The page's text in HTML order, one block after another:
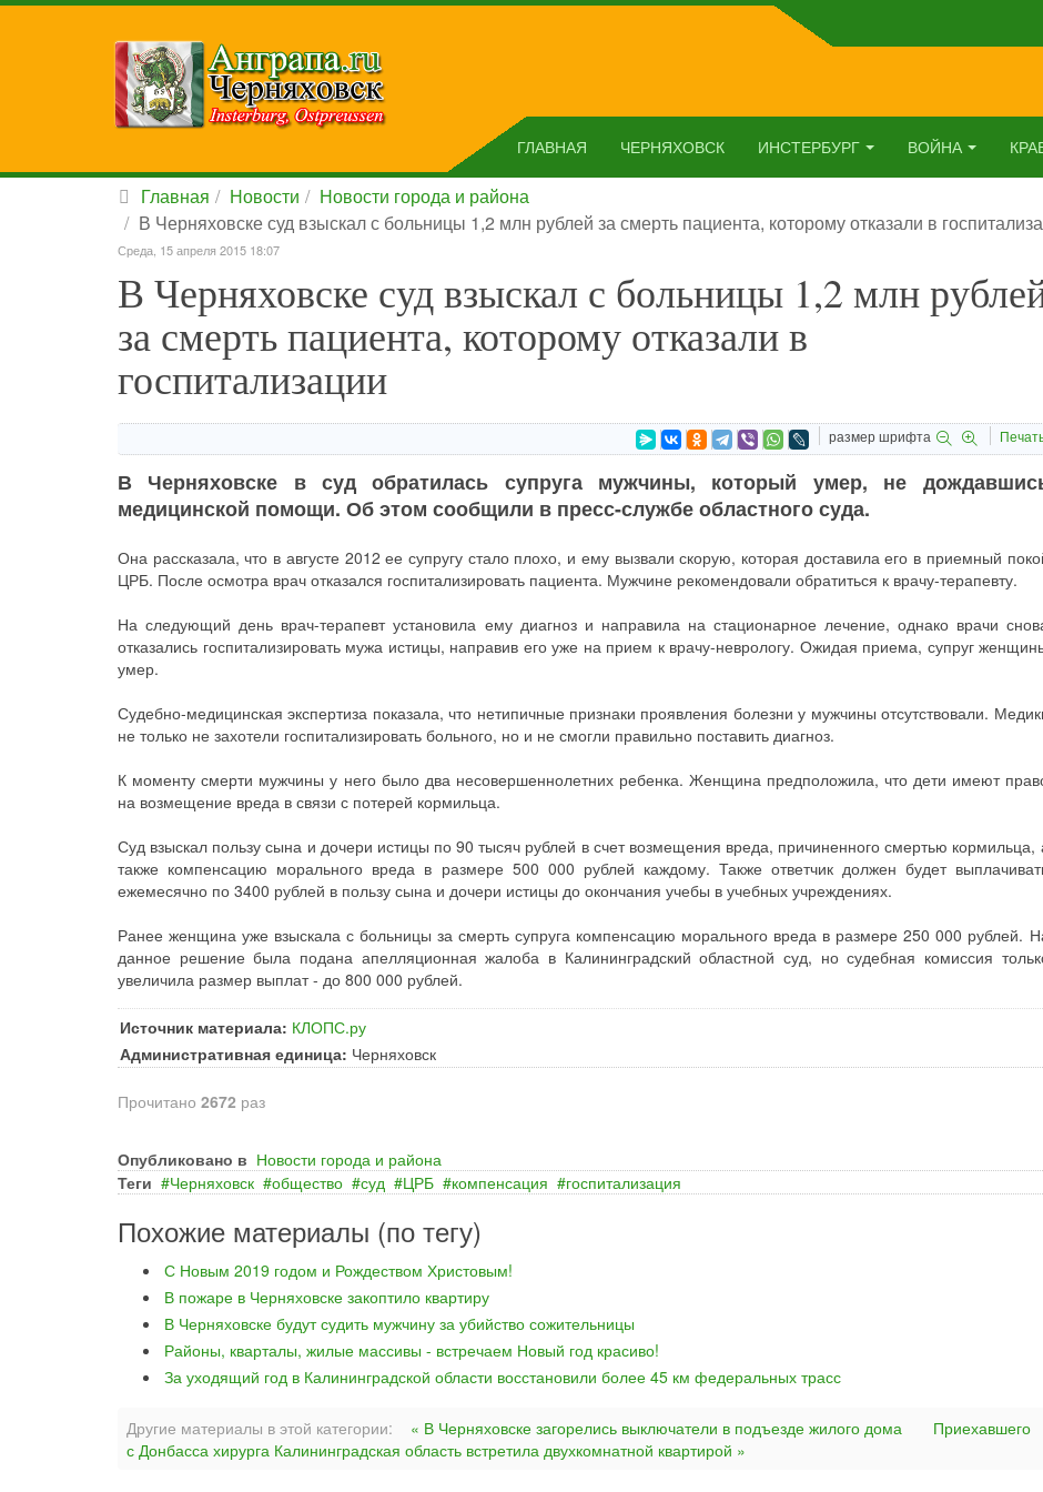
ГЛАВНАЯ ЧЕРНЯХОВСК ИНСТЕРБУРГ ВОЙНА
Главная Новости
Новости города и района
В Черняховске суд взыскал с больницы 1,2 млн рублей за смерть пациента, которому отказали в
Среда, 15 апреля 2015 18:07
В Черняховске суд взыскал с больницы 1,2 млн
за смерть пациента, которому отказали в
госпитализации
размер шрифта
В Черняховске в суд обратилась супруга мужчины, который умер, не
медицинской помощи. Об этом сообщили в пресс-службе областного суда.
Она рассказала, что в августе 2012 ее супругу стало плохо, и ему вызвали скорую, которая доставила его в приемный
ЦРБ. После осмотра врач отказался госпитализировать пациента. Мужчине рекомендовали обратиться к врачу-терапевту.
На следующий день врач-терапевт установила ему диагноз и направила на стационарное лечение, однако врачи
отказались госпитализировать мужа истицы, направив его уже на прием к врачу-неврологу. Ожидая приема, супруг
умер.
Судебно-медицинская экспертиза показала, что нетипичные признаки проявления болезни у мужчины отсутствовали.
не только не захотели госпитализировать больного, но и не смогли правильно поставить диагноз.
К моменту смерти мужчины у него было два несовершеннолетних ребенка. Женщина предположила, что дети имеют
на возмещение вреда в связи с потерей кормильца.
Суд взыскал пользу сына и дочери истицы по 90 тысяч рублей в счет возмещения вреда, причиненного смертью кормильца,
также компенсацию морального вреда в размере 500 000 рублей каждому. Также ответчик должен будет
ежемесячно по 3400 рублей в пользу сына и дочери истицы до окончания учебы в учебных учреждениях.
Ранее женщина уже взыскала с больницы за смерть супруга компенсацию морального вреда в размере 250 000 рублей.
данное решение была подана апелляционная жалоба в Калининградский областной суд, но судебная комиссия
увеличила размер выплат - до 800 000 рублей.
Источник материала: КЛОПС.ру
Административная единица: Черняховск
Прочитано 2672 раз
Опубликовано в Новости города и района
Теги
Черняховск общество суд ЦРБ компенсация госпитализация
Похожие материалы (по тегу)
С Новым 2019 годом и Рождеством Христовым!
В пожаре в Черняховске закоптило квартиру
В Черняховске будут судить мужчину за убийство сожительницы
Районы, кварталы, жилые массивы - встречаем Новый год красиво!
За уходящий год в Калининградской области восстановили более 45 км федеральных трасс
Другие материалы в этой категории: « В Черняховске загорелись выключатели в подъезде жилого дома
Приехавшего
с Донбасса хирурга Калининградская область встретила двухкомнатной квартирой »